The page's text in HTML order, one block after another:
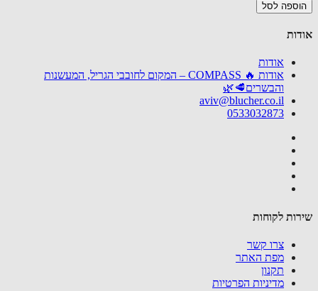
לסל
אודות
אודות 🔥 COMPASS – המקום לחובבי הגריל, המעשנות
והבשרים🥩🌿
aviv@blucher.co.il
0533032873
לקוחות
צרו קשר
מפת האתר
תקנון
מדיניות הפרטיות